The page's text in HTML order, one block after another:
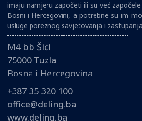
imaju namjeru započeti ili su već
Bosni i Hercegovini, a potrebne su im
usluge poreznog savjetovanja i
M4 bb Šići
75000 Tuzla
Bosna i Hercegovina
+387 35 320 100
office@deling.ba
www.deling.ba